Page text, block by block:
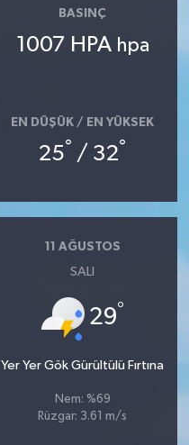
BASINÇ
1007 HPA hpa
EN DÜŞÜK / EN YÜKSEK
25° / 32°
11 AĞUSTOS
SALI
29°
Yer Yer Gök Gürültülü Fırtına
Nem: %69
Rüzgar: 3.61 m/s